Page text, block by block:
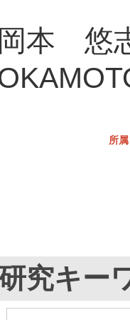
岡本 悠
所属
究キー